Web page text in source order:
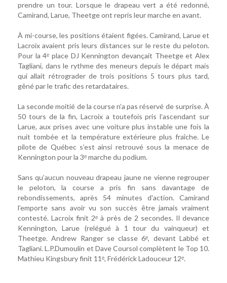
prendre un tour. Lorsque le drapeau vert a été redonné,
Camirand, Larue, Theetge ont repris leur marche en avant.
À mi-course, les positions étaient figées. Camirand, Larue et
Lacroix avaient pris leurs distances sur le reste du peloton.
Pour la 4ᵉ place DJ Kennington devançait Theetge et Alex
Tagliani, dans le rythme des meneurs depuis le départ mais
qui allait rétrograder de trois positions 5 tours plus tard,
gêné par le trafic des retardataires.
La seconde moitié de la course n’a pas réservé de surprise. À
50 tours de la fin, Lacroix a toutefois pris l’ascendant sur
Larue, aux prises avec une voiture plus instable une fois la
nuit tombée et la température extérieure plus fraîche. Le
pilote de Québec s’est ainsi retrouvé sous la menace de
Kennington pour la 3ᵉ marche du podium.
Sans qu’aucun nouveau drapeau jaune ne vienne regrouper
le peloton, la course a pris fin sans davantage de
rebondissements, après 54 minutes d'action. Camirand
l’emporte sans avoir vu son succès être jamais vraiment
contesté. Lacroix finit 2ᵉ à près de 2 secondes. Il devance
Kennington, Larue (relégué à 1 tour du vainqueur) et
Theetge. Andrew Ranger se classe 6ᵉ, devant Labbé et
Tagliani. L.P.Dumoulin et Dave Coursol complètent le Top 10.
Mathieu Kingsbury finit 11ᵉ, Frédérick Ladouceur 12ᵉ.